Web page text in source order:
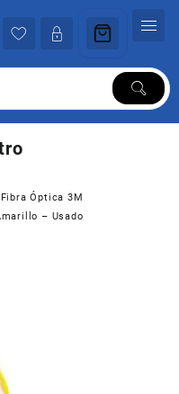
Óptica 3M
– Usado